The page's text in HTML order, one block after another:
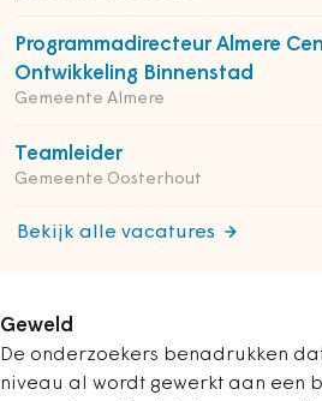
Programmadirecteur Almere
Ontwikkeling Binnenstad
Gemeente Almere
Teamleider
Gemeente Oosterhout
Bekijk alle vacatures
Geweld
De onderzoekers benadrukken
niveau al wordt gewerkt aan een